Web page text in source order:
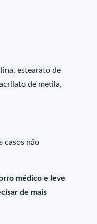
estearato de
de metila,
casos não
médico e leve
de mais